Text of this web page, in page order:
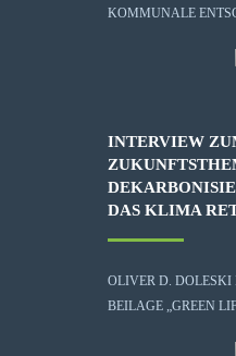
KOMMUNALE
INTERVIEW
DAS KLIMA
OLIVER D. DOLESKI
BEILAGE „GREEN